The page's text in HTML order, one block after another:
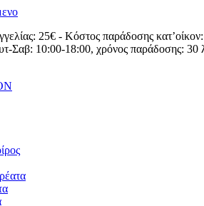
25€ - Κόστος παράδοσης
Σαβ: 10:00-18:00, χρόνος παράδοσης: 30